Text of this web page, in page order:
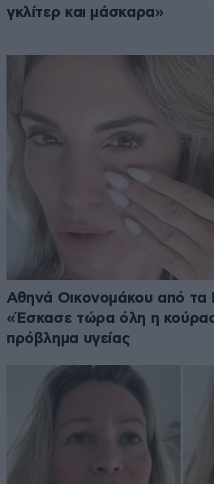
γκλίτερ και μάσκαρα»
Αθηνά Οικονομάκου από
«Έσκασε τώρα όλη η
πρόβλημα υγείας